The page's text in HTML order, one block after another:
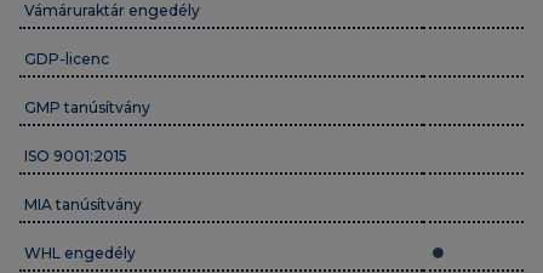
Vámáruraktár engedély
GDP-licenc
GMP tanúsítvány
ISO 9001:2015
MIA tanúsítvány
WHL engedély